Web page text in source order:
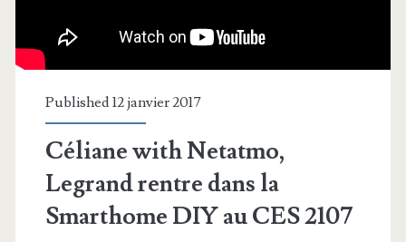
Published 12 janvier 2017
Céliane with Netatmo,
Legrand rentre dans la
Smarthome DIY au CES 2107